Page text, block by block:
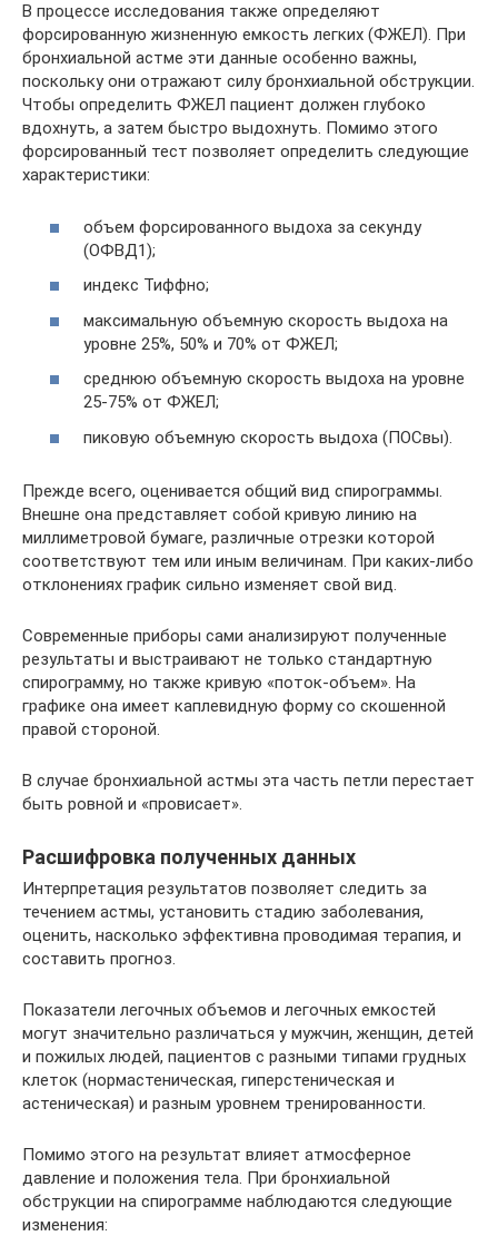
В процессе исследования также определяют
форсированную жизненную емкость легких (ФЖЕЛ). При
бронхиальной астме эти данные особенно важны,
поскольку они отражают силу бронхиальной обструкции.
Чтобы определить ФЖЕЛ пациент должен глубоко
вдохнуть, а затем быстро выдохнуть. Помимо этого
форсированный тест позволяет определить следующие
характеристики:
объем форсированного выдоха за секунду
(ОФВД1);
индекс Тиффно;
максимальную объемную скорость выдоха на
уровне 25%, 50% и 70% от ФЖЕЛ;
среднюю объемную скорость выдоха на уровне
25-75% от ФЖЕЛ;
пиковую объемную скорость выдоха (ПОСвы).
Прежде всего, оценивается общий вид спирограммы.
Внешне она представляет собой кривую линию на
миллиметровой бумаге, различные отрезки которой
соответствуют тем или иным величинам. При каких-либо
отклонениях график сильно изменяет свой вид.
Современные приборы сами анализируют полученные
результаты и выстраивают не только стандартную
спирограмму, но также кривую «поток-объем». На
графике она имеет каплевидную форму со скошенной
правой стороной.
В случае бронхиальной астмы эта часть петли перестает
быть ровной и «провисает».
Расшифровка полученных данных
Интерпретация результатов позволяет следить за
течением астмы, установить стадию заболевания,
оценить, насколько эффективна проводимая терапия, и
составить прогноз.
Показатели легочных объемов и легочных емкостей
могут значительно различаться у мужчин, женщин, детей
и пожилых людей, пациентов с разными типами грудных
клеток (нормастеническая, гиперстеническая и
астеническая) и разным уровнем тренированности.
Помимо этого на результат влияет атмосферное
давление и положения тела. При бронхиальной
обструкции на спирограмме наблюдаются следующие
изменения: